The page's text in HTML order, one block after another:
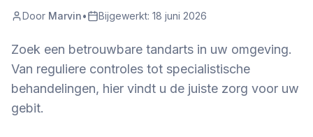
Door Marvin• Bijgewerkt: 18 juni 2026
Zoek een betrouwbare tandarts in uw omgeving.
Van reguliere controles tot specialistische
behandelingen, hier vindt u de juiste zorg voor uw
gebit.